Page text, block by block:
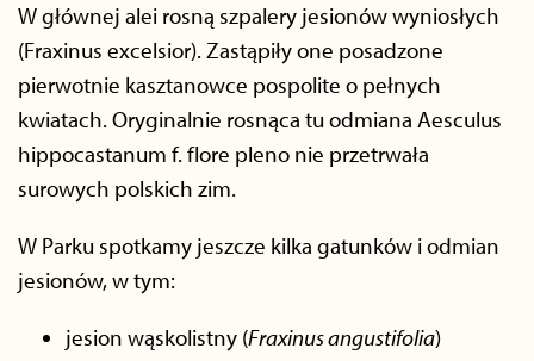
W głównej alei rosną szpalery jesionów wyniosłych
(Fraxinus excelsior). Zastąpiły one posadzone
pierwotnie kasztanowce pospolite o pełnych
kwiatach. Oryginalnie rosnąca tu odmiana Aesculus
hippocastanum f. flore pleno nie przetrwała
surowych polskich zim.
W Parku spotkamy jeszcze kilka gatunków i odmian
jesionów, w tym:
jesion wąskolistny (Fraxinus angustifolia)